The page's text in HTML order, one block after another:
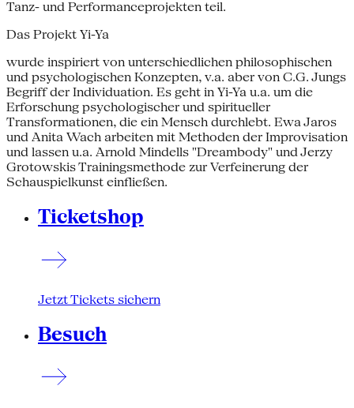
Tanz- und Performanceprojekten teil.
Das Projekt Yi-Ya
wurde inspiriert von unterschiedlichen philosophischen
und psychologischen Konzepten, v.a. aber von C.G. Jungs
Begriff der Individuation. Es geht in Yi-Ya u.a. um die
Erforschung psychologischer und spiritueller
Transformationen, die ein Mensch durchlebt. Ewa Jaros
und Anita Wach arbeiten mit Methoden der Improvisation
und lassen u.a. Arnold Mindells "Dreambody" und Jerzy
Grotowskis Trainingsmethode zur Verfeinerung der
Schauspielkunst einfließen.
Ticketshop
Jetzt Tickets sichern
Besuch